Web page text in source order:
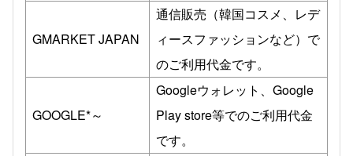
GMARKET JAPAN
通信販売（韓国コスメ、レデ
ィースファッションなど）で
のご利用代金です。
GOOGLE*～
Googleウォレット、Google
Play store等でのご利用代金
です。